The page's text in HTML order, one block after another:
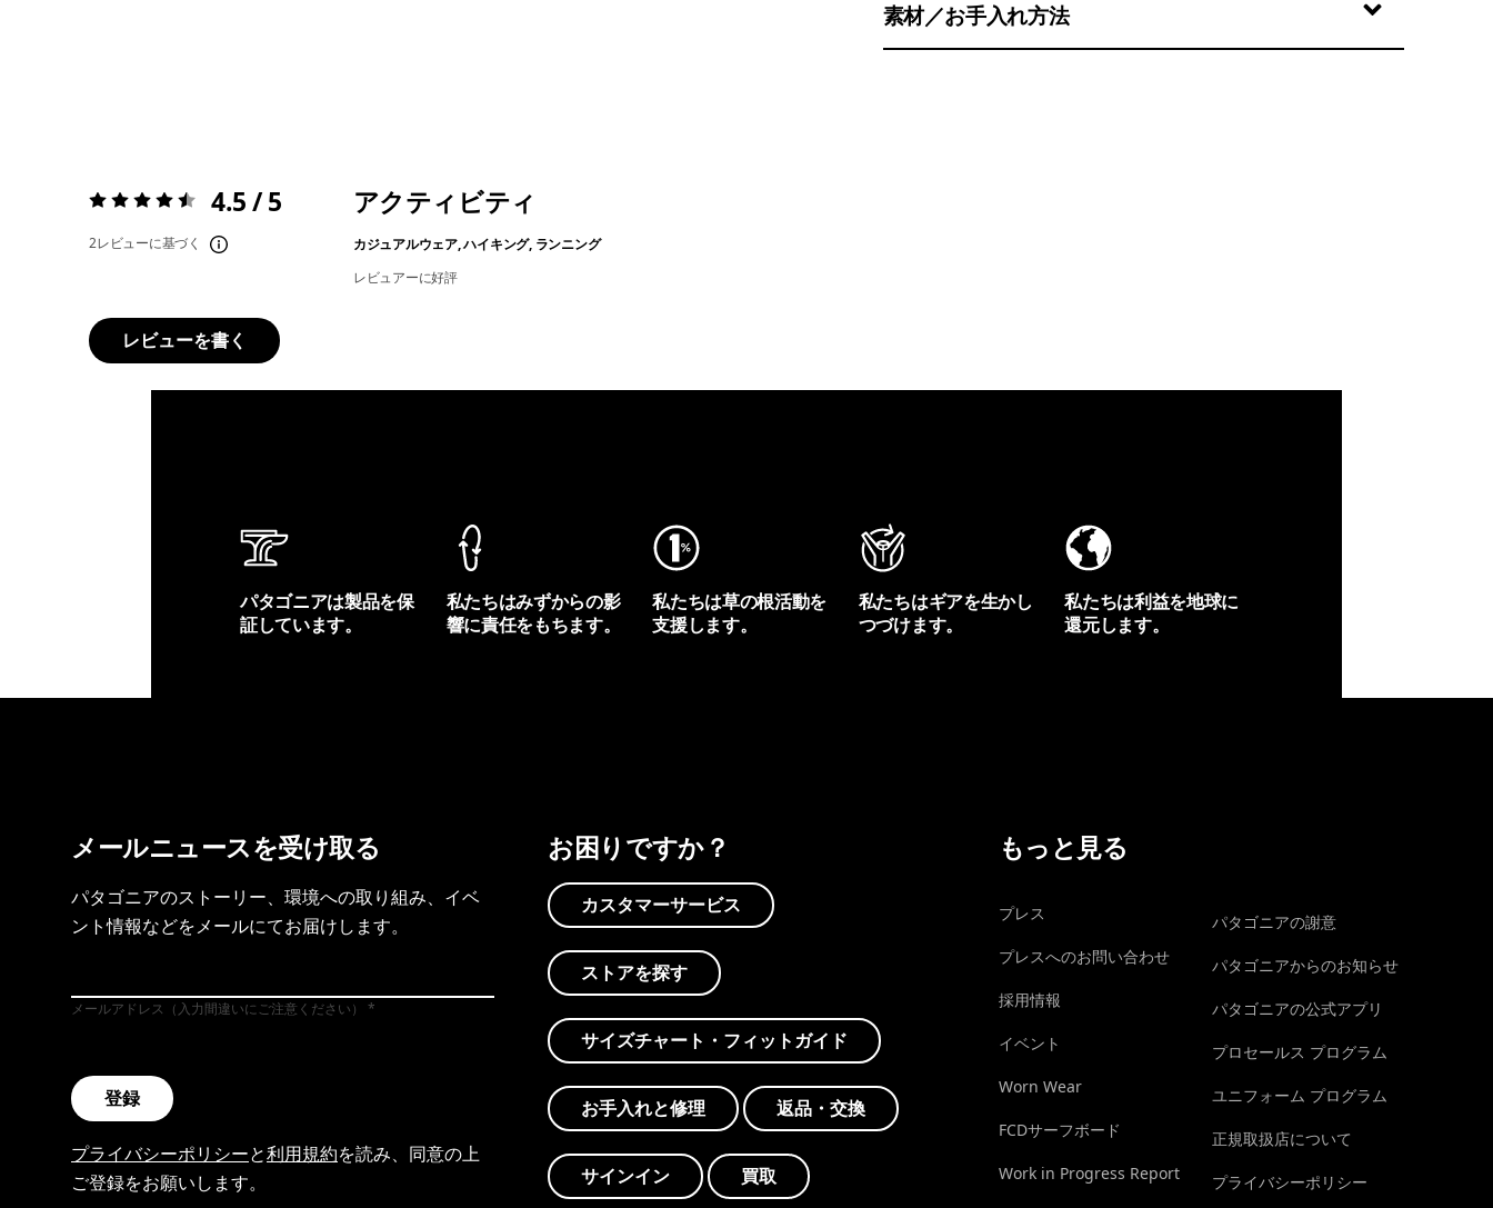
素材／お手入れ方法
評価:4.5 / 5 4.5 / 5
2レビューに基づく
アクティビティ
カジュアルウェア, ハイキング, ランニング
レビュアーに好評
レビューを書く
パタゴニアは製品を保
証しています。
私たちはみずからの影
響に責任をもちます。
私たちは草の根活動を
支援します。
私たちはギアを生かし
つづけます。
私たちは利益を地球に
還元します。
メールニュースを受け取る
パタゴニアのストーリー、環境への取り組み、イベ
ント情報などをメールにてお届けします。
メールアドレス（入力間違いにご注意ください）
登録
プライバシーポリシーと利用規約を読み、同意の上
ご登録をお願いします。
お困りですか？
カスタマーサービス
ストアを探す
サイズチャート・フィットガイド
お手入れと修理 返品・交換
サインイン 買取
もっと見る
プレス
プレスへのお問い合わせ
採用情報
イベント
Worn Wear
FCDサーフボード
Work in Progress Report
パタゴニアの謝意
パタゴニアからのお知らせ
パタゴニアの公式アプリ
プロセールス プログラム
ユニフォーム プログラム
正規取扱店について
プライバシーポリシー